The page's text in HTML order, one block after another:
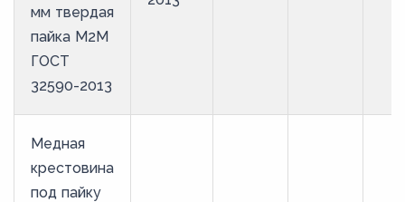
мм твердая
пайка М2М
ГОСТ
32590-2013
Медная
крестовина
под пайку